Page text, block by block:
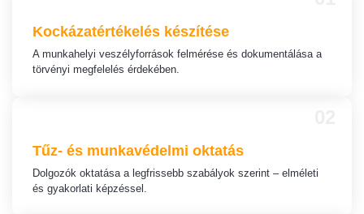
Kockázatértékelés készítése
A munkahelyi veszélyforrások felmérése és dokumentálása a
törvényi megfelelés érdekében.
Tűz- és munkavédelmi oktatás
Dolgozók oktatása a legfrissebb szabályok szerint – elméleti
és gyakorlati képzéssel.